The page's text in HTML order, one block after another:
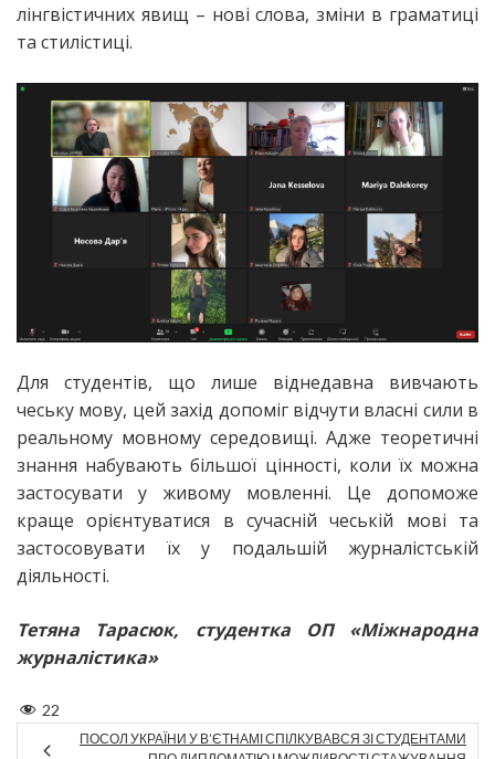
лінгвістичних явищ – нові слова, зміни в граматиці
та стилістиці.
Для студентів, що лише віднедавна вивчають
чеську мову, цей захід допоміг відчути власні сили в
реальному мовному середовищі. Адже теоретичні
знання набувають більшої цінності, коли їх можна
застосувати у живому мовленні. Це допоможе
краще орієнтуватися в сучасній чеській мові та
застосовувати їх у подальшій журналістській
діяльності.
Тетяна Тарасюк, студентка ОП «Міжнародна
журналістика»
22
ПОСОЛ УКРАЇНИ У В’ЄТНАМІ СПІЛКУВАВСЯ ЗІ СТУДЕНТАМИ